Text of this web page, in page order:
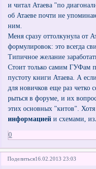
и читал Атаева "по
об Атаеве почти не
ним.
Меня сразу оттолкунула от
формулировок: это всегда
Типичное желание
Стоит только самим ГУФам
пустоту книги Атаева. А
для новичков еще раз четко
рыться в форуме, и их
этих основных "китов".
информацией и схемами,
0
Поделиться16.02.2013 23:03